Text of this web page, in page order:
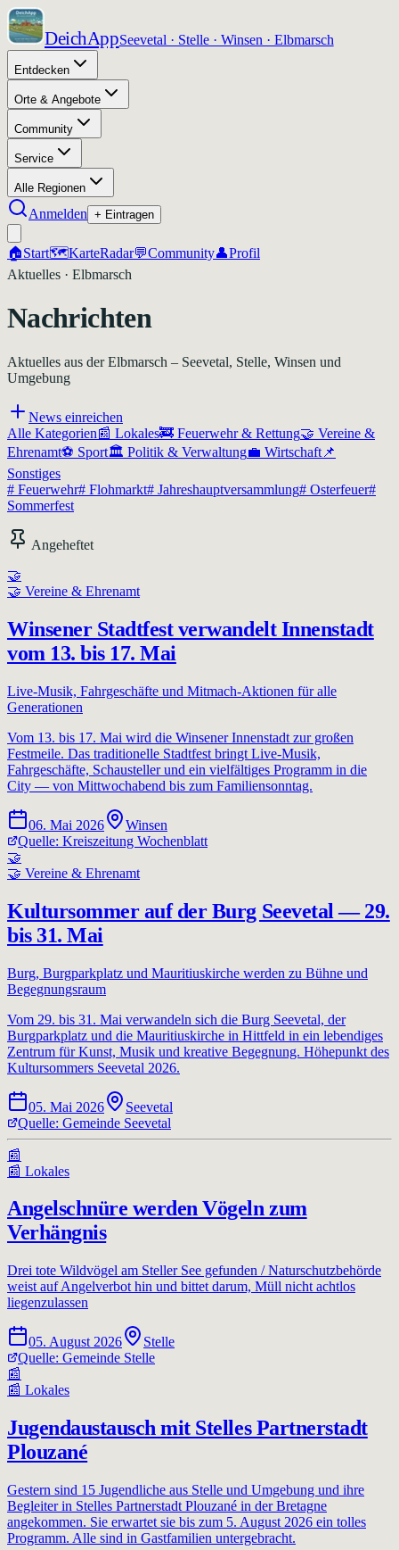
DeichAppSeevetal · Stelle · Winsen · Elbmarsch
Entdecken
Orte & Angebote
Community
Service
Alle Regionen
Anmelden + Eintragen
🏠Start🗺️KarteRadar💬Community👤Profil
Aktuelles · Elbmarsch
Nachrichten
Aktuelles aus der Elbmarsch – Seevetal, Stelle, Winsen und
Umgebung
News einreichen
Alle Kategorien📰 Lokales🚒 Feuerwehr & Rettung🤝 Vereine &
Ehrenamt⚽ Sport🏛️ Politik & Verwaltung💼 Wirtschaft 📌
Sonstiges
# Feuerwehr# Flohmarkt# Jahreshauptversammlung# Osterfeuer#
Sommerfest
Angeheftet
🤝
🤝 Vereine & Ehrenamt
Winsener Stadtfest verwandelt Innenstadt
vom 13. bis 17. Mai
Live-Musik, Fahrgeschäfte und Mitmach-Aktionen für alle
Generationen
Vom 13. bis 17. Mai wird die Winsener Innenstadt zur großen
Festmeile. Das traditionelle Stadtfest bringt Live-Musik,
Fahrgeschäfte, Schausteller und ein vielfältiges Programm in die
City — von Mittwochabend bis zum Familiensonntag.
06. Mai 2026
Winsen
Quelle: Kreiszeitung Wochenblatt
🤝
🤝 Vereine & Ehrenamt
Kultursommer auf der Burg Seevetal — 29.
bis 31. Mai
Burg, Burgparkplatz und Mauritiuskirche werden zu Bühne und
Begegnungsraum
Vom 29. bis 31. Mai verwandeln sich die Burg Seevetal, der
Burgparkplatz und die Mauritiuskirche in Hittfeld in ein lebendiges
Zentrum für Kunst, Musik und kreative Begegnung. Höhepunkt des
Kultursommers Seevetal 2026.
05. Mai 2026
Seevetal
Quelle: Gemeinde Seevetal
📰
📰 Lokales
Angelschnüre werden Vögeln zum
Verhängnis
Drei tote Wildvögel am Steller See gefunden / Naturschutzbehörde
weist auf Angelverbot hin und bittet darum, Müll nicht achtlos
liegenzulassen
05. August 2026
Stelle
Quelle: Gemeinde Stelle
📰
📰 Lokales
Jugendaustausch mit Stelles Partnerstadt
Plouzané
Gestern sind 15 Jugendliche aus Stelle und Umgebung und ihre
Begleiter in Stelles Partnerstadt Plouzané in der Bretagne
angekommen. Sie erwartet sie bis zum 5. August 2026 ein tolles
Programm. Alle sind in Gastfamilien untergebracht.